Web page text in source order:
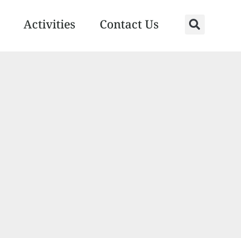
Activities Contact Us